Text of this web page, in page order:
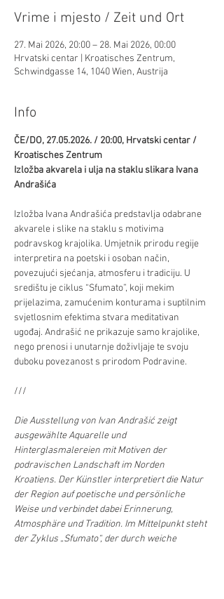
Vrime i mjesto / Zeit und Ort
27. Mai 2026, 20:00 – 28. Mai 2026, 00:00
Hrvatski centar | Kroatisches Zentrum,
Schwindgasse 14, 1040 Wien, Austrija
Info
ČE/DO, 27.05.2026. / 20:00, Hrvatski centar /
Kroatisches Zentrum
Izložba akvarela i ulja na staklu slikara Ivana
Andrašića
Izložba Ivana Andrašića predstavlja odabrane
akvarele i slike na staklu s motivima
podravskog krajolika. Umjetnik prirodu regije
interpretira na poetski i osoban način,
povezujući sjećanja, atmosferu i tradiciju. U
središtu je ciklus “Sfumato”, koji mekim
prijelazima, zamućenim konturama i suptilnim
svjetlosnim efektima stvara meditativan
ugođaj. Andrašić ne prikazuje samo krajolike,
nego prenosi i unutarnje doživljaje te svoju
duboku povezanost s prirodom Podravine.
///
Die Ausstellung von Ivan Andrašić zeigt
ausgewählte Aquarelle und
Hinterglasmalereien mit Motiven der
podravischen Landschaft im Norden
Kroatiens. Der Künstler interpretiert die Natur
der Region auf poetische und persönliche
Weise und verbindet dabei Erinnerung,
Atmosphäre und Tradition. Im Mittelpunkt steht
der Zyklus „Sfumato“, der durch weiche